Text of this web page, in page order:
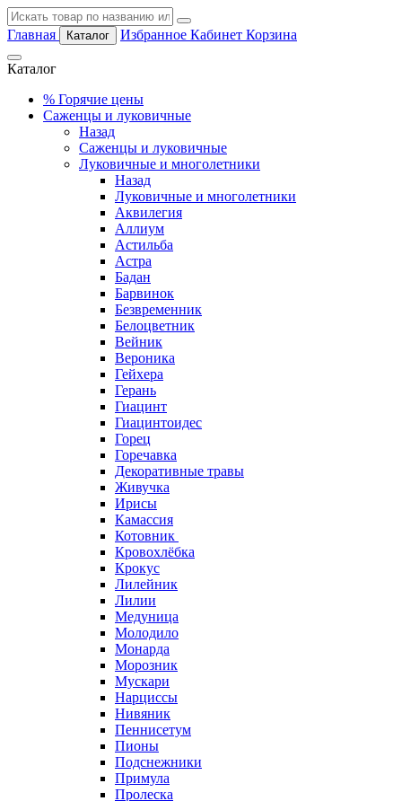
Главная Каталог Избранное Кабинет Корзина
Каталог
% Горячие цены
Саженцы и луковичные
Назад
Саженцы и луковичные
Луковичные и многолетники
Назад
Луковичные и многолетники
Аквилегия
Аллиум
Астильба
Астра
Бадан
Барвинок
Безвременник
Белоцветник
Вейник
Вероника
Гейхера
Герань
Гиацинт
Гиацинтоидес
Горец
Горечавка
Декоративные травы
Живучка
Ирисы
Камассия
Котовник
Кровохлёбка
Крокус
Лилейник
Лилии
Медуница
Молодило
Монарда
Морозник
Мускари
Нарциссы
Нивяник
Пеннисетум
Пионы
Подснежники
Примула
Пролеска